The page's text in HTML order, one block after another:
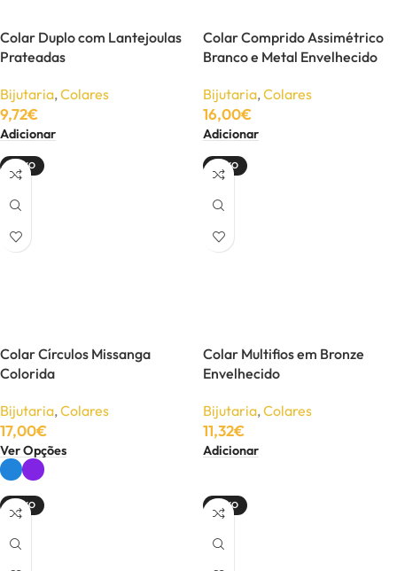
Colar Duplo com Lantejoulas
Prateadas
Bijutaria,Colares
9,72€
Adicionar
Colar Comprido Assimétrico
Branco e Metal Envelhecido
Bijutaria,Colares
16,00€
Adicionar
NOVO
Colar Círculos Missanga
Colorida
Bijutaria,Colares
17,00€
Ver Opções
NOVO
Colar Multifios em Bronze
Envelhecido
Bijutaria,Colares
11,32€
Adicionar
NOVO NOVO